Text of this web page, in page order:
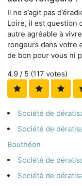
Il ne s’agit pas
Loire, il est question
autre agréable à
rongeurs dans votre
de bon pour vous ni
4.9 / 5 (117 votes)
Société de
Société de
Bouthéon
Société de
Société de